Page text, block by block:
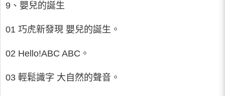
9、嬰兒的誕生
01 巧虎新發現 嬰兒的誕生。
02 Hello!ABC ABC。
03 輕鬆識字 大自然的聲音。